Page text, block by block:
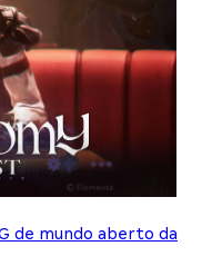
de mundo aberto da